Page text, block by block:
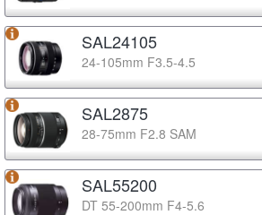
SAL24105
24-105mm F3.5-4.5
SAL2875
28-75mm F2.8 SAM
SAL55200
DT 55-200mm F4-5.6